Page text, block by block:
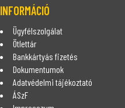
INFORMÁCIÓ
Ügyfélszolgálat
Ötlettár
Bankkártyás fizetés
Dokumentumok
Adatvédelmi tájékoztató
ÁSzF